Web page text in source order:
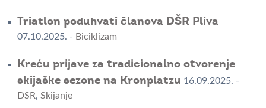
Triatlon poduhvati članova DŠR Pliva
07.10.2025. - Biciklizam
Kreću prijave za tradicionalno otvorenje
skijaške sezone na Kronplatzu 16.09.2025. -
DSR, Skijanje